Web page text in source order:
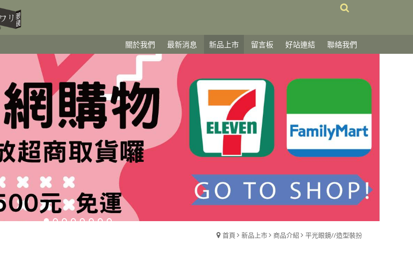
關於我們 最新消息 新品上市 留言板 好站連結 聯絡我們
首頁 新品上市 商品介紹 平光眼鏡//造型裝扮